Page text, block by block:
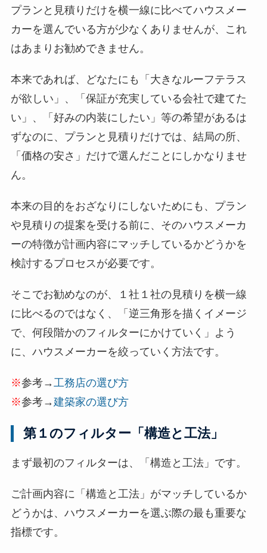
プランと見積りだけを横一線に比べてハウスメー
カーを選んでいる方が少なくありませんが、これ
はあまりお勧めできません。
本来であれば、どなたにも「大きなルーフテラス
が欲しい」、「保証が充実している会社で建てた
い」、「好みの内装にしたい」等の希望があるは
ずなのに、プランと見積りだけでは、結局の所、
「価格の安さ」だけで選んだことにしかなりませ
ん。
本来の目的をおざなりにしないためにも、プラン
や見積りの提案を受ける前に、そのハウスメーカ
ーの特徴が計画内容にマッチしているかどうかを
検討するプロセスが必要です。
そこでお勧めなのが、１社１社の見積りを横一線
に比べるのではなく、「逆三角形を描くイメージ
で、何段階かのフィルターにかけていく」よう
に、ハウスメーカーを絞っていく方法です。
※参考→ 工務店の選び方
※参考→建築家の選び方
第１のフィルター「構造と工法」
まず最初のフィルターは、「構造と工法」です。
ご計画内容に「構造と工法」がマッチしているか
どうかは、ハウスメーカーを選ぶ際の最も重要な
指標です。